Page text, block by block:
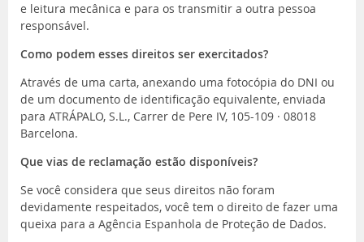
e leitura mecânica e para os transmitir a outra pessoa
responsável.
Como podem esses direitos ser exercitados?
Através de uma carta, anexando uma fotocópia do DNI ou
de um documento de identificação equivalente, enviada
para ATRÁPALO, S.L., Carrer de Pere IV, 105-109 · 08018
Barcelona.
Que vias de reclamação estão disponíveis?
Se você considera que seus direitos não foram
devidamente respeitados, você tem o direito de fazer uma
queixa para a Agência Espanhola de Proteção de Dados.